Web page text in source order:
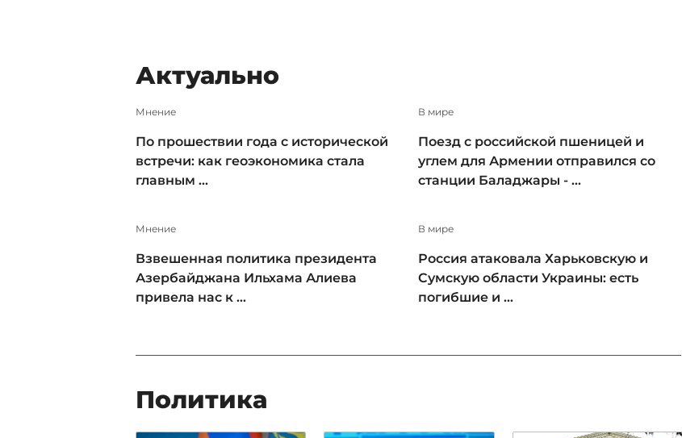
Актуально
Мнение
По прошествии года с исторической
встречи: как геоэкономика стала
главным ...
В мире
Поезд с российской пшеницей и
углем для Армении отправился со
станции Баладжары - ...
Мнение
Взвешенная политика президента
Азербайджана Ильхама Алиева
привела нас к ...
В мире
Россия атаковала Харьковскую и
Сумскую области Украины: есть
погибшие и ...
Политика